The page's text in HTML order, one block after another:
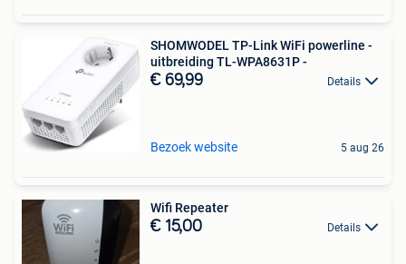
SHOMWODEL TP-Link WiFi powerline -
uitbreiding TL-WPA8631P -
€ 69,99 Details
Bezoek website 5 aug 26
Wifi Repeater
€ 15,00 Details